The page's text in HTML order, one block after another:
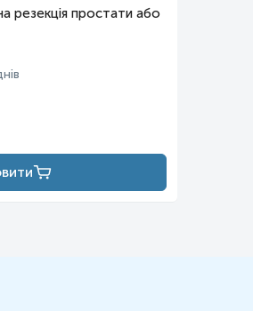
резекція простати або